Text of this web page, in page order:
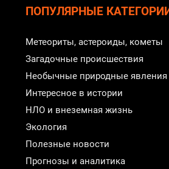
ПОПУЛЯРНЫЕ
Метеориты, астероиды, кометы
Загадочные происшествия
Необычные природные явления
Интересное в истории
НЛО и внеземная жизнь
Экология
Полезные новости
Прогнозы и аналитика